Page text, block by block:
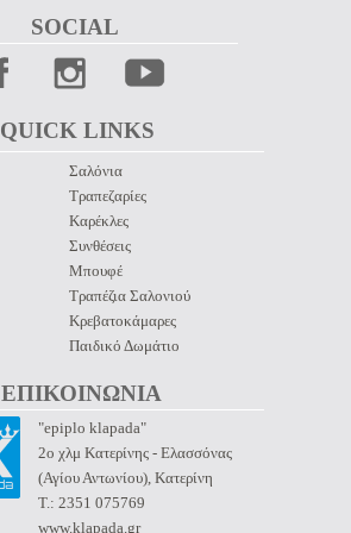
QUICK LINKS
ΕΠΙΚΟΙΝΩΝΙΑ
SOCIAL
Σαλόνια
Τραπεζαρίες
Καρέκλες
Συνθέσεις
Μπουφέ
Τραπέζια Σαλονιού
Κρεβατοκάμαρες
Παιδικό Δωμάτιο
"epiplo klapada"
2ο χλμ Κατερίνης - Ελασσόνας
(Αγίου Αντωνίου), Κατερίνη
Τ.: 2351 075769
www.klapada.gr